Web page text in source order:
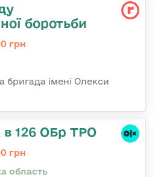
боротьби
грн
бригада імені Олекси
126 ОБр ТРО
грн
область